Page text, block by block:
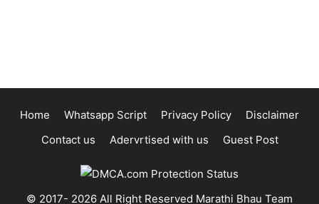
Home Whatsapp Script Privacy Policy
Disclaimer
Contact us
Adervrtised with us Guest Post
© 2017- 2026 All Right Reserved Marathi Bhau Team